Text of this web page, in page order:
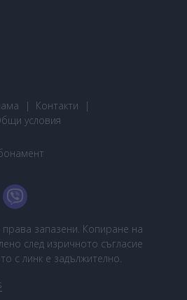
Контакти
условия
намент
запазени. Копиране на
след изричното съгласие
с линк е задължително.